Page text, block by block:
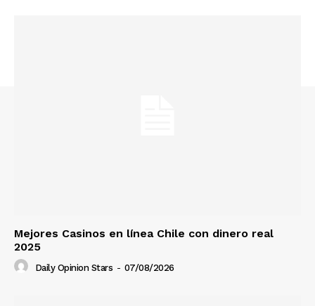
Mejores Casinos en línea Chile con dinero real
2025
Daily Opinion Stars - 07/08/2026